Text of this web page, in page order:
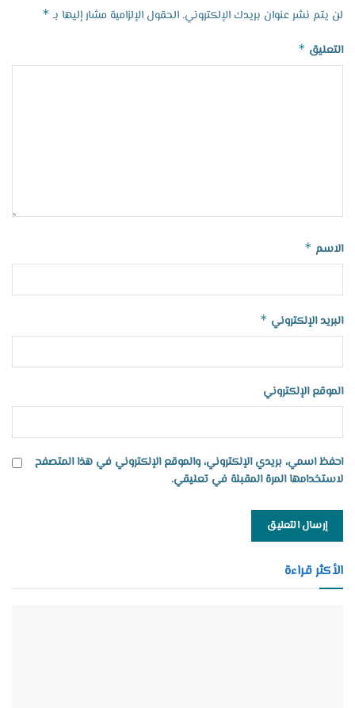
لن يتم نشر عنوان بريدك الإلكتروني.الحقول الإلزامية مشار إليها بـ *
التعليق *
الاسم *
البريد الإلكتروني *
الموقع الإلكتروني
احفظ اسمي، بريدي الإلكتروني، والموقع الإلكتروني في هذا المتصفح
لاستخدامها المرة المقبلة في تعليقي.
الأكثر قراءة